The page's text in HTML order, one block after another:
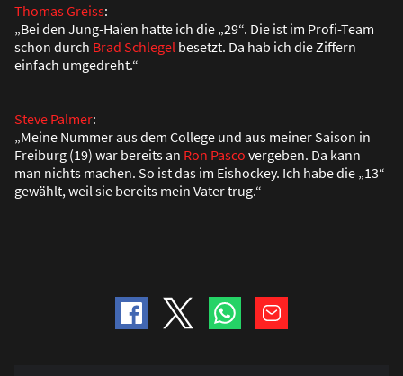
Thomas Greiss:
„Bei den Jung-Haien hatte ich die „29“. Die ist im Profi-Team
schon durch Brad Schlegel besetzt. Da hab ich die Ziffern
einfach umgedreht.“
Steve Palmer:
„Meine Nummer aus dem College und aus meiner Saison in
Freiburg (19) war bereits an Ron Pasco vergeben. Da kann
man nichts machen. So ist das im Eishockey. Ich habe die „13“
gewählt, weil sie bereits mein Vater trug.“